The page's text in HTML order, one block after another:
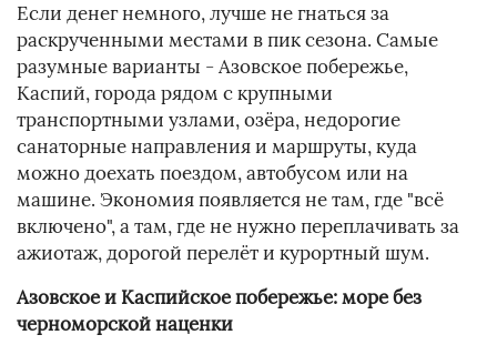
Если денег немного, лучше не гнаться за
раскрученными местами в пик сезона. Самые
разумные варианты - Азовское побережье,
Каспий, города рядом с крупными
транспортными узлами, озёра, недорогие
санаторные направления и маршруты, куда
можно доехать поездом, автобусом или на
машине. Экономия появляется не там, где "всё
включено", а там, где не нужно переплачивать за
ажиотаж, дорогой перелёт и курортный шум.
Азовское и Каспийское побережье: море без
черноморской наценки